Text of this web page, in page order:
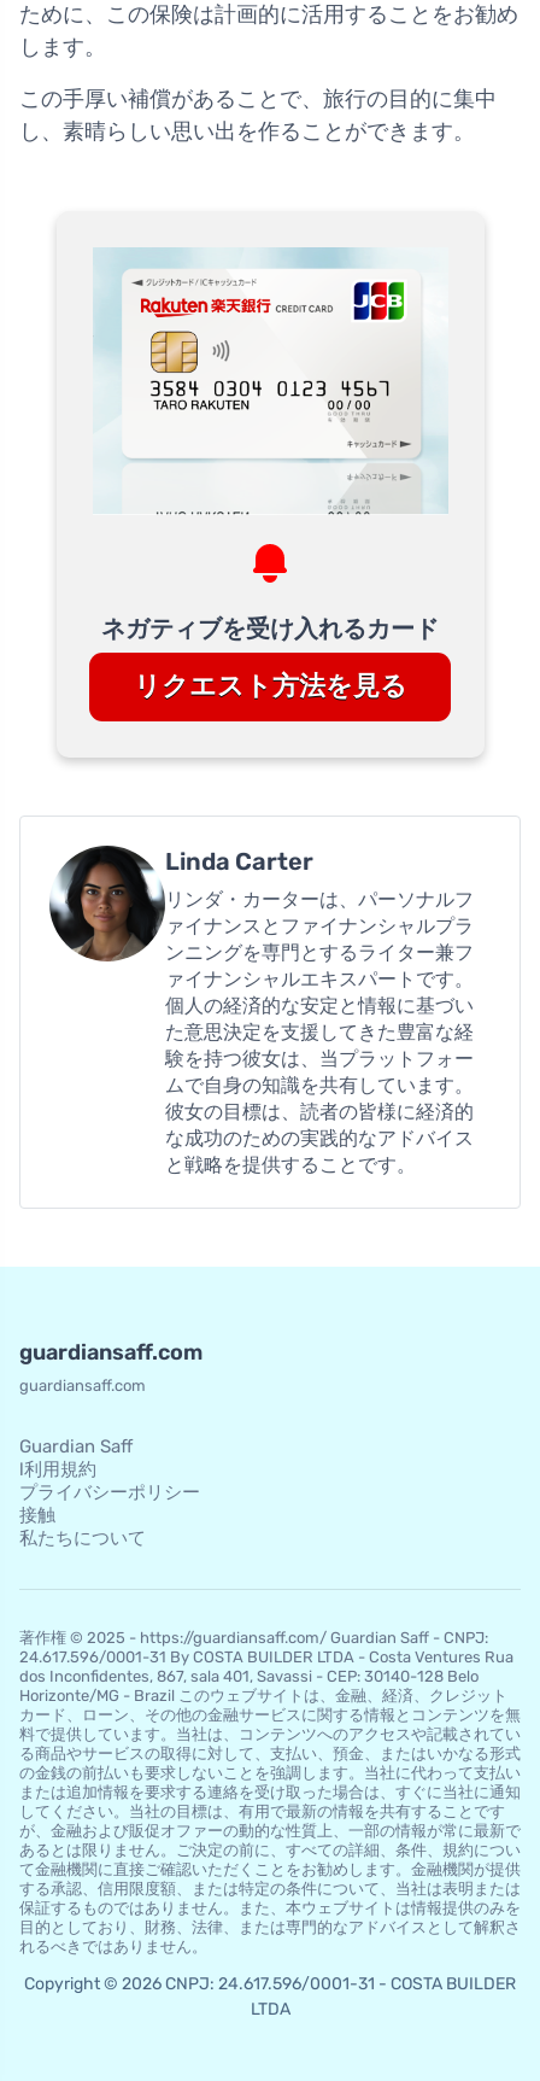
ために、この保険は計画的に活用することをお勧め
します。
この手厚い補償があることで、旅行の目的に集中
し、素晴らしい思い出を作ることができます。
ネガティブを受け入れるカード
リクエスト方法を見る
Linda Carter
リンダ・カーターは、パーソナルフ
ァイナンスとファイナンシャルプラ
ンニングを専門とするライター兼フ
ァイナンシャルエキスパートです。
個人の経済的な安定と情報に基づい
た意思決定を支援してきた豊富な経
験を持つ彼女は、当プラットフォー
ムで自身の知識を共有しています。
彼女の目標は、読者の皆様に経済的
な成功のための実践的なアドバイス
と戦略を提供することです。
guardiansaff.com
guardiansaff.com
Guardian Saff
l利用規約
プライバシーポリシー
接触
私たちについて
著作権 © 2025 - https://guardiansaff.com/ Guardian Saff - CNPJ:
24.617.596/0001-31 By COSTA BUILDER LTDA - Costa Ventures Rua
dos Inconfidentes, 867, sala 401, Savassi - CEP: 30140-128 Belo
Horizo​​nte/MG - Brazil このウェブサイトは、金融、経済、クレジット
カード、ローン、その他の金融サービスに関する情報とコンテンツを無
料で提供しています。当社は、コンテンツへのアクセスや記載されてい
る商品やサービスの取得に対して、支払い、預金、またはいかなる形式
の金銭の前払いも要求しないことを強調します。当社に代わって支払い
または追加情報を要求する連絡を受け取った場合は、すぐに当社に通知
してください。当社の目標は、有用で最新の情報を共有することです
が、金融および販促オファーの動的な性質上、一部の情報が常に最新で
あるとは限りません。ご決定の前に、すべての詳細、条件、規約につい
て金融機関に直接ご確認いただくことをお勧めします。金融機関が提供
する承認、信用限度額、または特定の条件について、当社は表明または
保証するものではありません。また、本ウェブサイトは情報提供のみを
目的としており、財務、法律、または専門的なアドバイスとして解釈さ
れるべきではありません。
Copyright © 2026 CNPJ: 24.617.596/0001-31 - COSTA BUILDER
LTDA